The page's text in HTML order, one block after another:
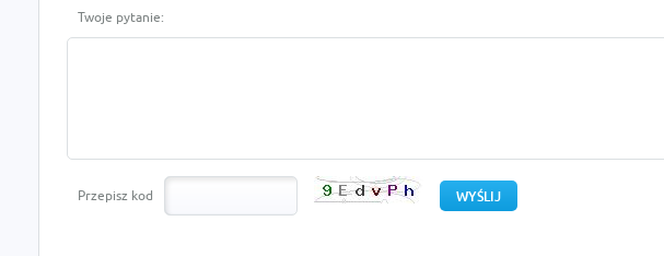
Twoje pytanie:
Przepisz kod